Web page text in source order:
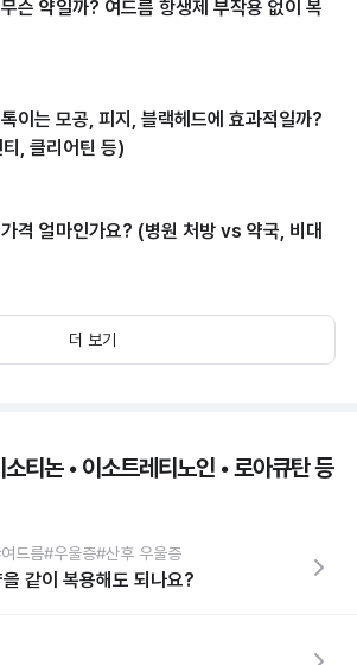
슨 약일까? 여드름 항생제 부작용 없이 복
이는 모공, 피지, 블랙헤드에 효과적일까?
, 클리어틴 등)
격 얼마인가요? (병원 처방 vs 약국, 비대
더 보기
티논 • 이소트레티노인 • 로아큐탄 등
드름#우울증#산후 우울증
같이 복용해도 되나요?